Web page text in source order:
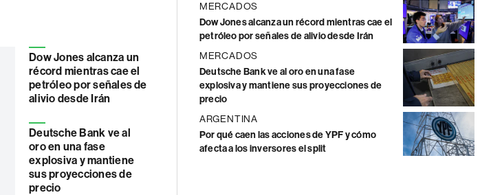
Dow Jones alcanza un
récord mientras cae el
petróleo por señales de
alivio desde Irán
Deutsche Bank ve al
oro en una fase
explosiva y mantiene
sus proyecciones de
precio
MERCADOS
Dow Jones alcanza un récord mientras cae el
petróleo por señales de alivio desde Irán
MERCADOS
Deutsche Bank ve al oro en una fase
explosiva y mantiene sus proyecciones de
precio
ARGENTINA
Por qué caen las acciones de YPF y cómo
afecta a los inversores el split